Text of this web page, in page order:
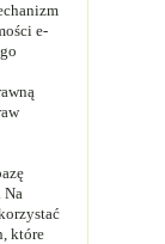
e-
Na
które